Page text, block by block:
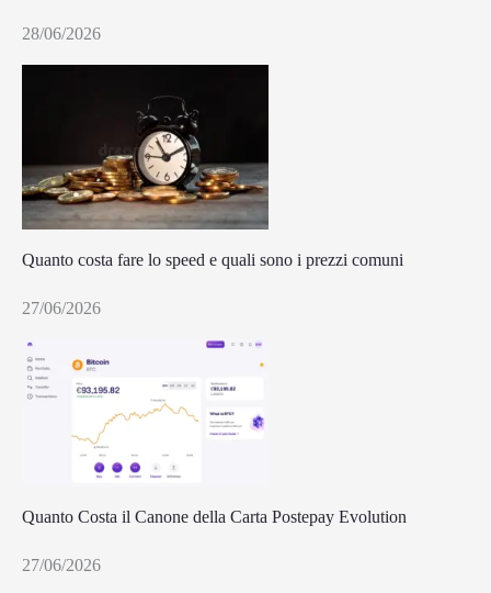
28/06/2026
Quanto costa fare lo speed e quali sono i prezzi comuni
27/06/2026
Quanto Costa il Canone della Carta Postepay Evolution
27/06/2026